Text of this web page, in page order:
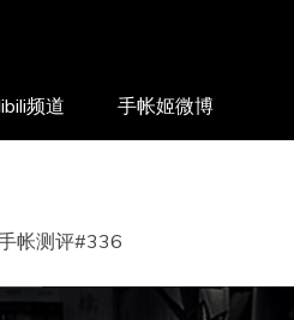
频道 手帐姬微博
帐测评#336